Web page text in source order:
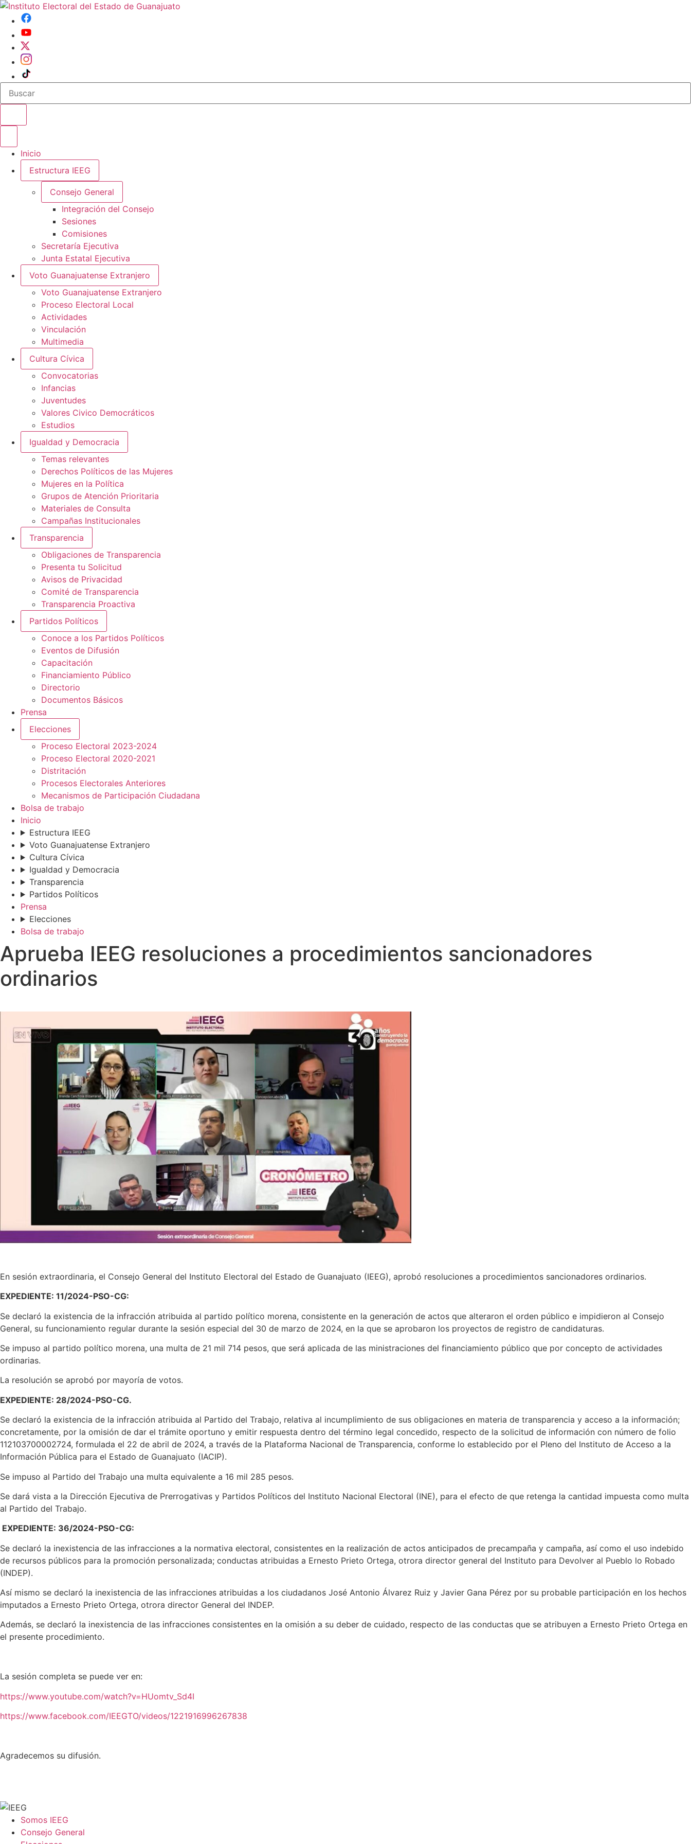
Buscar en el sitio
Inicio
Estructura IEEG
Consejo General
Integración del Consejo
Sesiones
Comisiones
Secretaría Ejecutiva
Junta Estatal Ejecutiva
Voto Guanajuatense Extranjero
Voto Guanajuatense Extranjero
Proceso Electoral Local
Actividades
Vinculación
Multimedia
Cultura Cívica
Convocatorias
Infancias
Juventudes
Valores Civico Democráticos
Estudios
Igualdad y Democracia
Temas relevantes
Derechos Políticos de las Mujeres
Mujeres en la Política
Grupos de Atención Prioritaria
Materiales de Consulta
Campañas Institucionales
Transparencia
Obligaciones de Transparencia
Presenta tu Solicitud
Avisos de Privacidad
Comité de Transparencia
Transparencia Proactiva
Partidos Políticos
Conoce a los Partidos Políticos
Eventos de Difusión
Capacitación
Financiamiento Público
Directorio
Documentos Básicos
Prensa
Elecciones
Proceso Electoral 2023-2024
Proceso Electoral 2020-2021
Distritación
Procesos Electorales Anteriores
Mecanismos de Participación Ciudadana
Bolsa de trabajo
Inicio
Estructura IEEG
Voto Guanajuatense Extranjero
Cultura Cívica
Igualdad y Democracia
Transparencia
Partidos Políticos
Prensa
Elecciones
Bolsa de trabajo
Aprueba IEEG resoluciones a procedimientos sancionadores
ordinarios
En sesión extraordinaria, el Consejo General del Instituto Electoral del Estado de Guanajuato (IEEG), aprobó resoluciones a procedimientos sancionadores ordinarios.
EXPEDIENTE: 11/2024-PSO-CG:
Se declaró la existencia de la infracción atribuida al partido político morena, consistente en la generación de actos que alteraron el orden público e impidieron al Consejo
General, su funcionamiento regular durante la sesión especial del 30 de marzo de 2024, en la que se aprobaron los proyectos de registro de candidaturas.
Se impuso al partido político morena, una multa de 21 mil 714 pesos, que será aplicada de las ministraciones del financiamiento público que por concepto de actividades
ordinarias.
La resolución se aprobó por mayoría de votos.
EXPEDIENTE: 28/2024-PSO-CG.
Se declaró la existencia de la infracción atribuida al Partido del Trabajo, relativa al incumplimiento de sus obligaciones en materia de transparencia y acceso a la información;
concretamente, por la omisión de dar el trámite oportuno y emitir respuesta dentro del término legal concedido, respecto de la solicitud de información con número de folio
112103700002724, formulada el 22 de abril de 2024, a través de la Plataforma Nacional de Transparencia, conforme lo establecido por el Pleno del Instituto de Acceso a la
Información Pública para el Estado de Guanajuato (IACIP).
Se impuso al Partido del Trabajo una multa equivalente a 16 mil 285 pesos.
Se dará vista a la Dirección Ejecutiva de Prerrogativas y Partidos Políticos del Instituto Nacional Electoral (INE), para el efecto de que retenga la cantidad impuesta como multa
al Partido del Trabajo.
EXPEDIENTE: 36/2024-PSO-CG:
Se declaró la inexistencia de las infracciones a la normativa electoral, consistentes en la realización de actos anticipados de precampaña y campaña, así como el uso indebido
de recursos públicos para la promoción personalizada; conductas atribuidas a Ernesto Prieto Ortega, otrora director general del Instituto para Devolver al Pueblo lo Robado
(INDEP).
Así mismo se declaró la inexistencia de las infracciones atribuidas a los ciudadanos José Antonio Álvarez Ruiz y Javier Gana Pérez por su probable participación en los hechos
imputados a Ernesto Prieto Ortega, otrora director General del INDEP.
Además, se declaró la inexistencia de las infracciones consistentes en la omisión a su deber de cuidado, respecto de las conductas que se atribuyen a Ernesto Prieto Ortega en
el presente procedimiento.
La sesión completa se puede ver en:
https://www.youtube.com/watch?v=HUomtv_Sd4I
https://www.facebook.com/IEEGTO/videos/1221916996267838
Agradecemos su difusión.
Somos IEEG
Consejo General